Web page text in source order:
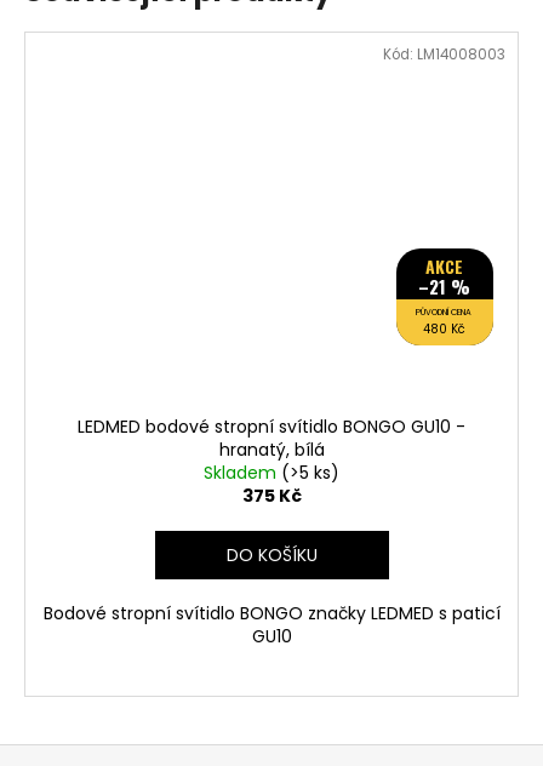
AKCE
–21 %
PŮVODNÍ CENA
480 Kč
LEDMED bodové stropní svítidlo BONGO GU10 -
hranatý, bílá
Skladem (>5 ks)
375 Kč
DO KOŠÍKU
Bodové stropní svítidlo BONGO značky LEDMED s paticí
GU10
Kód: LM14008003